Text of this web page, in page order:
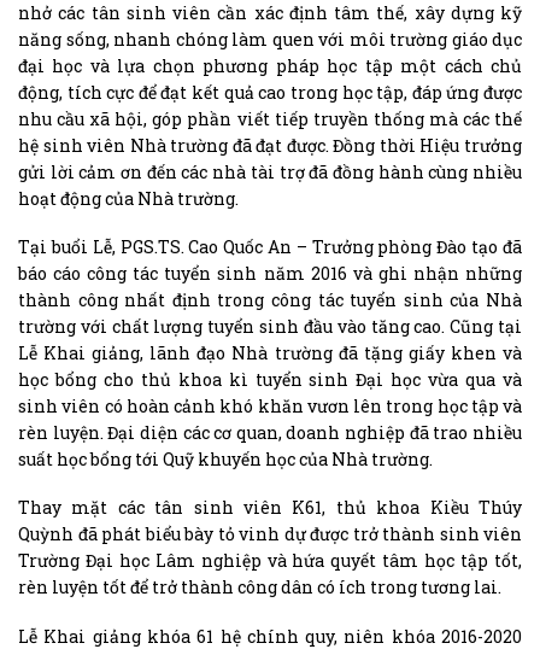
nhở các tân sinh viên cần xác định tâm thế, xây dựng kỹ
năng sống, nhanh chóng làm quen với môi trường giáo dục
đại học và lựa chọn phương pháp học tập một cách chủ
động, tích cực để đạt kết quả cao trong học tập, đáp ứng được
nhu cầu xã hội, góp phần viết tiếp truyền thống mà các thế
hệ sinh viên Nhà trường đã đạt được. Đồng thời Hiệu trưởng
gửi lời cảm ơn đến các nhà tài trợ đã đồng hành cùng nhiều
hoạt động của Nhà trường.
Tại buổi Lễ, PGS.TS. Cao Quốc An – Trưởng phòng Đào tạo đã
báo cáo công tác tuyển sinh năm 2016 và ghi nhận những
thành công nhất định trong công tác tuyển sinh của Nhà
trường với chất lượng tuyển sinh đầu vào tăng cao. Cũng tại
Lễ Khai giảng, lãnh đạo Nhà trường đã tặng giấy khen và
học bổng cho thủ khoa kì tuyển sinh Đại học vừa qua và
sinh viên có hoàn cảnh khó khăn vươn lên trong học tập và
rèn luyện. Đại diện các cơ quan, doanh nghiệp đã trao nhiều
suất học bổng tới Quỹ khuyến học của Nhà trường.
Thay mặt các tân sinh viên K61, thủ khoa Kiều Thúy
Quỳnh đã phát biểu bày tỏ vinh dự được trở thành sinh viên
Trường Đại học Lâm nghiệp và hứa quyết tâm học tập tốt,
rèn luyện tốt để trở thành công dân có ích trong tương lai.
Lễ Khai giảng khóa 61 hệ chính quy, niên khóa 2016-2020